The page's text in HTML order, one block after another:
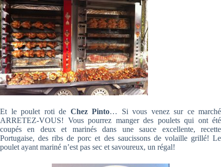
Et le poulet roti de Chez Pinto… Si vous venez sur ce marché
ARRETEZ-VOUS! Vous pourrez manger des poulets qui ont été
coupés en deux et marinés dans une sauce excellente, recette
Portugaise, des ribs de porc et des saucissons de volaille grillé! Le
poulet ayant mariné n’est pas sec et savoureux, un régal!